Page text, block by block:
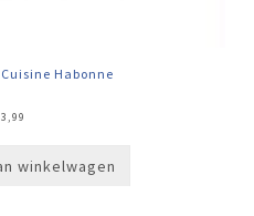
Habonne
winkelwagen